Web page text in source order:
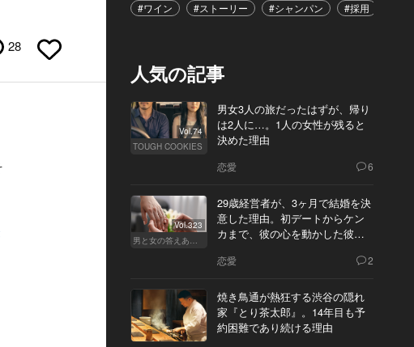
28
#ワイン
#ストーリー #シャンパン #採用
人気の記事
Vol.74
TOUGH COOKIES
男女3人の旅だったはずが、帰り
は2人に…。1人の女性が残ると
決めた理由
恋愛 6
Vol.323
男と女の答えあわせ【Q】
29歳経営者が、3ヶ月で結婚を決
意した理由。初デートからケン
カまで、彼の心を動かした彼女
恋愛 2
焼き鳥通が熱狂する渋谷の隠れ
家『とり茶太郎』。14年目も予
約困難であり続ける理由